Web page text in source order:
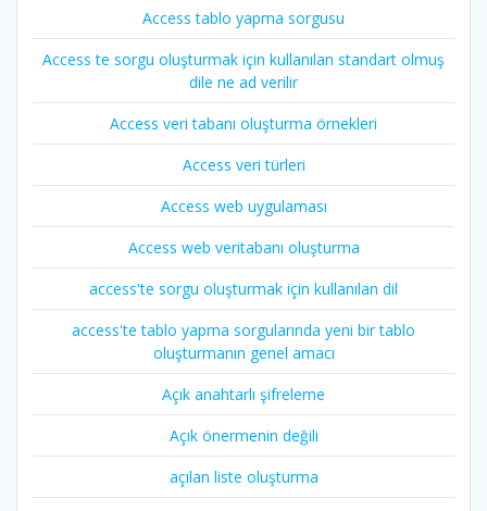
Access tablo yapma sorgusu
Access te sorgu oluşturmak için kullanılan standart olmuş
dile ne ad verilir
Access veri tabanı oluşturma örnekleri
Access veri türleri
Access web uygulaması
Access web veritabanı oluşturma
access'te sorgu oluşturmak için kullanılan dil
access'te tablo yapma sorgularında yeni bir tablo
oluşturmanın genel amacı
Açık anahtarlı şifreleme
Açık önermenin değili
açılan liste oluşturma